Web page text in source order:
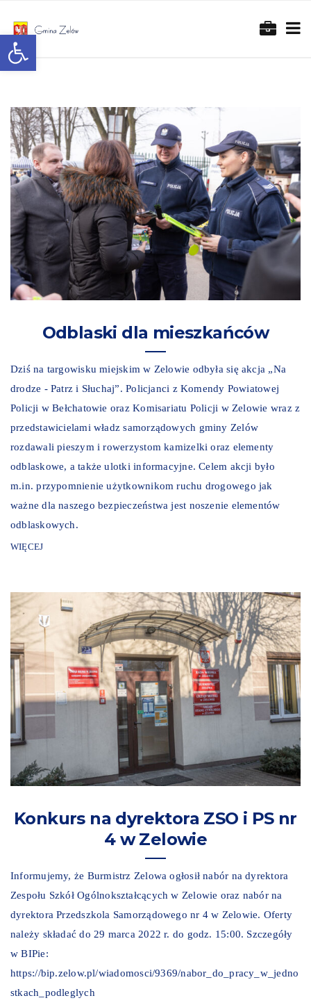
Otwórz pasek narzędzi
Odblaski dla mieszkańców
Dziś na targowisku miejskim w Zelowie odbyła się akcja „Na
drodze - Patrz i Słuchaj”. Policjanci z Komendy Powiatowej
Policji w Bełchatowie oraz Komisariatu Policji w Zelowie wraz z
przedstawicielami władz samorządowych gminy Zelów
rozdawali pieszym i rowerzystom kamizelki oraz elementy
odblaskowe, a także ulotki informacyjne. Celem akcji było
m.in. przypomnienie użytkownikom ruchu drogowego jak
ważne dla naszego bezpieczeństwa jest noszenie elementów
odblaskowych.
WIĘCEJ
Konkurs na dyrektora ZSO i PS nr
4 w Zelowie
Informujemy, że Burmistrz Zelowa ogłosił nabór na dyrektora
Zespołu Szkół Ogólnokształcących w Zelowie oraz nabór na
dyrektora Przedszkola Samorządowego nr 4 w Zelowie. Oferty
należy składać do 29 marca 2022 r. do godz. 15:00. Szczegóły
w BIPie:
https://bip.zelow.pl/wiadomosci/9369/nabor_do_pracy_w_jedno
stkach_podleglych